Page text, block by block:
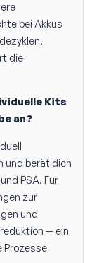
bei Akkus
die
Kits
an?
und berät dich
PSA. Für
zur
und
— ein
Prozesse